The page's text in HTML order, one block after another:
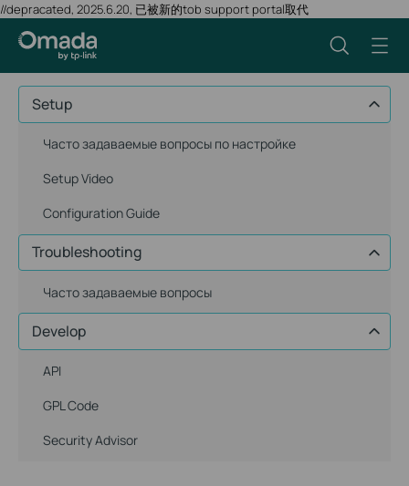
//depracated, 2025.6.20, 已被新的tob support portal取代
Setup
Часто задаваемые вопросы по настройке
Setup Video
Configuration Guide
Troubleshooting
Часто задаваемые вопросы
Develop
API
GPL Code
Security Advisor